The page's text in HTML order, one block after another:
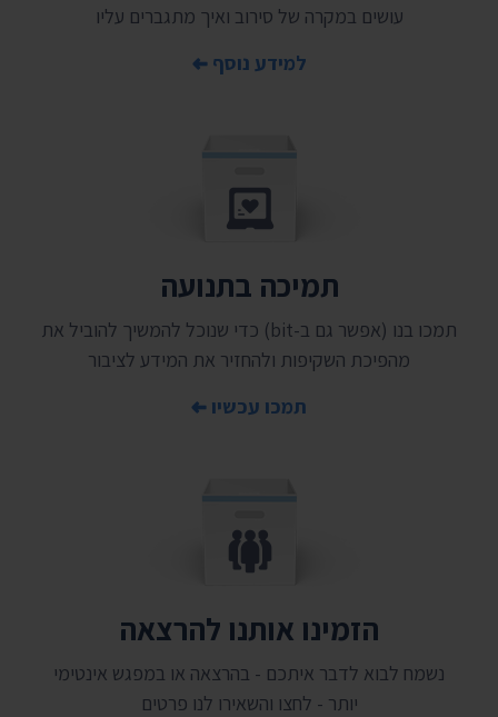
עושים במקרה של סירוב ואיך מתגברים עליו
למידע נוסף
תמיכה בתנועה
תמכו בנו (אפשר גם ב-bit) כדי שנוכל להמשיך להוביל את
מהפיכת השקיפות ולהחזיר את המידע לציבור
תמכו עכשיו
הזמינו אותנו להרצאה
נשמח לבוא לדבר איתכם - בהרצאה או במפגש אינטימי
יותר - לחצו והשאירו לנו פרטים